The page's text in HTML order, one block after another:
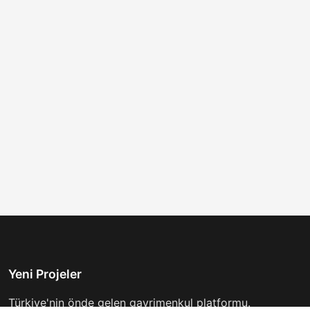
Yeni Projeler
Türkiye'nin önde gelen gayrimenkul platformu.